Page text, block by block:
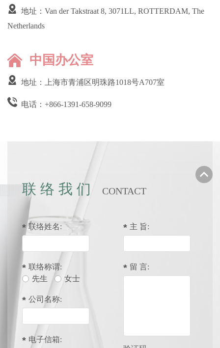
地址：Van der Takstraat 8, 3071LL, ROTTERDAM, The
Netherlands
中国办公室
地址：上海市青浦区明珠路1018号A707室
电话： +866-1391-658-9099
联络我们 CONTACT
联络姓名:
联络称谓:
先生
女士
公司名称:
电子信箱:
主 旨:
留 言: